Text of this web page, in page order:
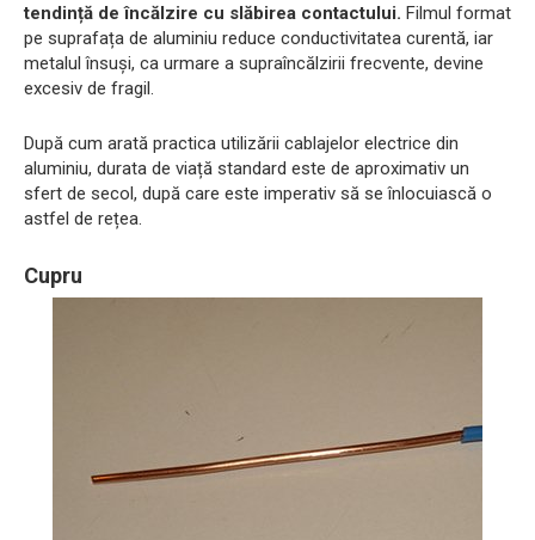
tendință de încălzire cu slăbirea contactului. Filmul format
pe suprafața de aluminiu reduce conductivitatea curentă, iar
metalul însuși, ca urmare a supraîncălzirii frecvente, devine
excesiv de fragil.
După cum arată practica utilizării cablajelor electrice din
aluminiu, durata de viață standard este de aproximativ un
sfert de secol, după care este imperativ să se înlocuiască o
astfel de rețea.
Cupru